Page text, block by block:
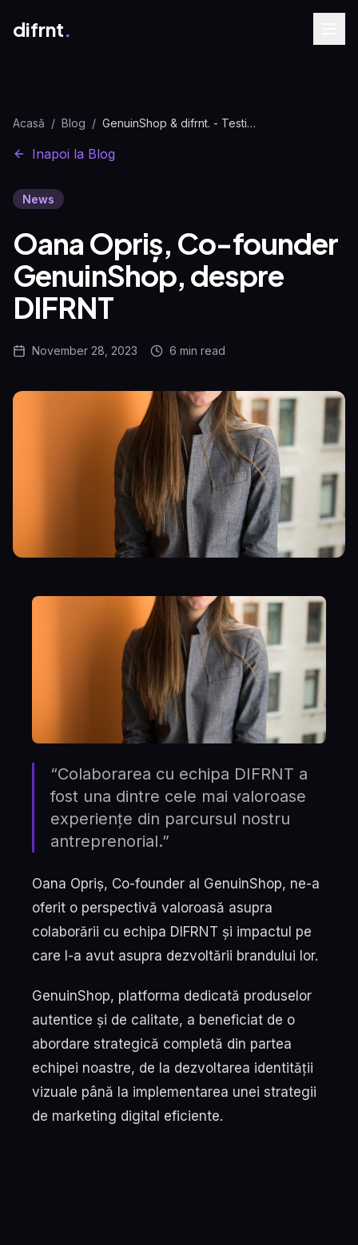
difrnt.
Acasă / Blog / GenuinShop & difrnt. - Testimonial Oana Oprișu, Co-founder
Inapoi la Blog
News
Oana Opriș, Co-founder
GenuinShop, despre
DIFRNT
November 28, 2023 6 min read
“Colaborarea cu echipa DIFRNT a
fost una dintre cele mai valoroase
experiențe din parcursul nostru
antreprenorial.”
Oana Opriș, Co-founder al GenuinShop, ne-a
oferit o perspectivă valoroasă asupra
colaborării cu echipa DIFRNT și impactul pe
care l-a avut asupra dezvoltării brandului lor.
GenuinShop, platforma dedicată produselor
autentice și de calitate, a beneficiat de o
abordare strategică completă din partea
echipei noastre, de la dezvoltarea identității
vizuale până la implementarea unei strategii
de marketing digital eficiente.